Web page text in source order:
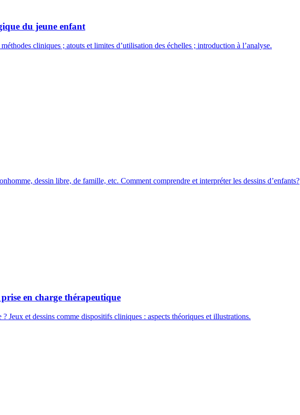
du jeune enfant
cliniques ; atouts et limites d’utilisation des échelles ; introduction à l’analyse.
dessin libre, de famille, etc. Comment comprendre et interpréter les dessins d’enfants?
en charge thérapeutique
Jeux et dessins comme dispositifs cliniques : aspects théoriques et illustrations.